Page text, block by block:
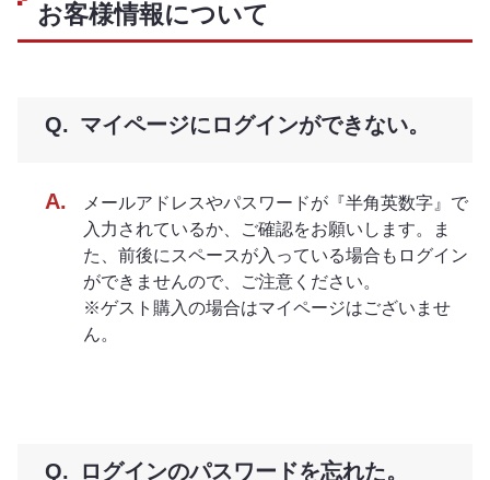
お客様情報について
マイページにログインができない。
メールアドレスやパスワードが『半角英数字』で
入力されているか、ご確認をお願いします。ま
た、前後にスペースが入っている場合もログイン
ができませんので、ご注意ください。
※ゲスト購入の場合はマイページはございませ
ん。
ログインのパスワードを忘れた。